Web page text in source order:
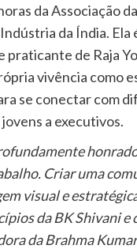
da Associação
da Índia. Ela
praticante de Raja
vivência como
se conectar com
a executivos.
Criar uma
visual e
da BK Shivani e
da Brahma